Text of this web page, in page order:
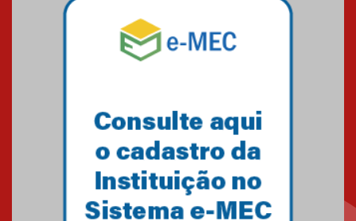
Como o Colégio Mackenzie
Brasília prepara seus
Como os pais podem investir
na educação dos filhos além da
escola